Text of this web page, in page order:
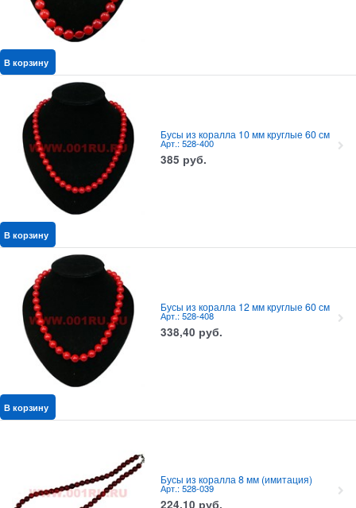
В корзину
Бусы из коралла 10 мм круглые 60 см
Арт.: 528-400
385 руб.
В корзину
Бусы из коралла 12 мм круглые 60 см
Арт.: 528-408
338,40 руб.
В корзину
Бусы из коралла 8 мм (имитация)
Арт.: 528-039
224,10 руб.